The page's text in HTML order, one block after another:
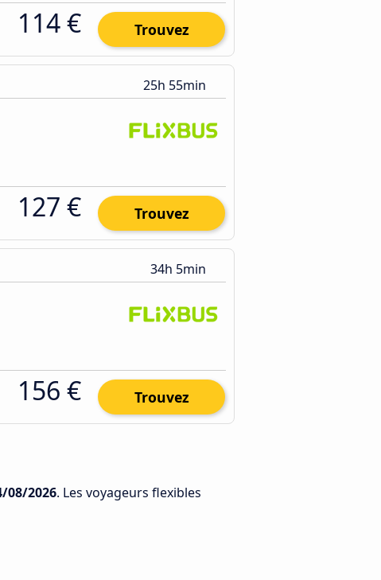
114 € Trouvez
25h 55min
127 € Trouvez
34h 5min
156 € Trouvez
08/2026. Les voyageurs flexibles